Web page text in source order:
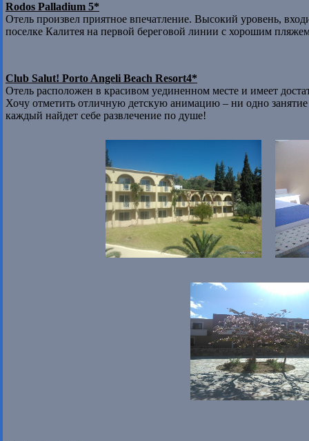
Rodos Palladium 5*
Отель произвел приятное впечатление. Высокий уровень,
поселке Калитея на первой береговой линии с хорошим
Club Salut! Porto Angeli Beach Resort4*
Отель расположен в красивом уединенном месте и имеет
Хочу отметить отличную детскую анимацию – ни одно занятие
каждый найдет себе развлечение по душе!